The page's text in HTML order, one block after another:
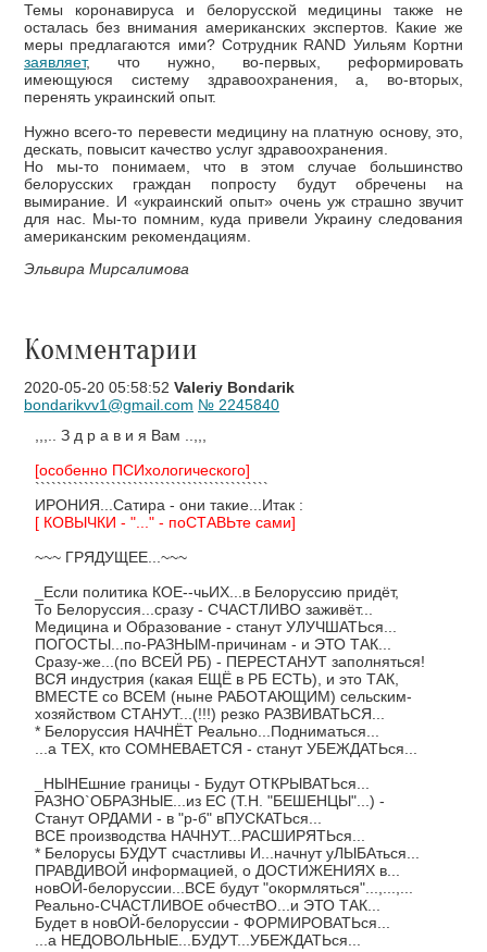
Темы коронавируса и белорусской медицины также не
осталась без внимания американских экспертов. Какие же
меры предлагаются ими? Сотрудник RAND Уильям Кортни
заявляет, что нужно, во-первых, реформировать
имеющуюся систему здравоохранения, а, во-вторых,
перенять украинский опыт.
Нужно всего-то перевести медицину на платную основу, это,
дескать, повысит качество услуг здравоохранения.
Но мы-то понимаем, что в этом случае большинство
белорусских граждан попросту будут обречены на
вымирание. И «украинский опыт» очень уж страшно звучит
для нас. Мы-то помним, куда привели Украину следования
американским рекомендациям.
Эльвира Мирсалимова
Комментарии
2020-05-20 05:58:52 Valeriy Bondarik
bondarikvv1@gmail.com № 2245840
,,,.. З д р а в и я Вам ..,,,
[особенно ПСИхологического]
```````````````````````````````````````````
ИРОНИЯ...Сатира - они такие...Итак :
[ КОВЫЧКИ - "..." - поСТАВЬте сами]
~~~ ГРЯДУЩЕЕ...~~~
_Если политика КОЕ--чьИХ...в Белоруссию придёт,
То Белоруссия...сразу - СЧАСТЛИВО заживёт...
Медицина и Образование - станут УЛУЧШАТЬся...
ПОГОСТЫ...по-РАЗНЫМ-причинам - и ЭТО ТАК...
Сразу-же...(по ВСЕЙ РБ) - ПЕРЕСТАНУТ заполняться!
ВСЯ индустрия (какая ЕЩЁ в РБ ЕСТЬ), и это ТАК,
ВМЕСТЕ со ВСЕМ (ныне РАБОТАЮЩИМ) сельским-
хозяйством СТАНУТ...(!!!) резко РАЗВИВАТЬСЯ...
* Белоруссия НАЧНЁТ Реально...Подниматься...
...а ТЕХ, кто СОМНЕВАЕТСЯ - станут УБЕЖДАТЬся...
_НЫНЕшние границы - Будут ОТКРЫВАТЬся...
РАЗНО`ОБРАЗНЫЕ...из ЕС (Т.Н. "БЕШЕНЦЫ"...) -
Станут ОРДАМИ - в "р-б" вПУСКАТЬся...
ВСЕ производства НАЧНУТ...РАСШИРЯТЬся...
* Белорусы БУДУТ счастливы И...начнут уЛЫБАться...
ПРАВДИВОЙ информацией, о ДОСТИЖЕНИЯХ в...
новОЙ-белоруссии...ВСЕ будут "окормляться"...,...,...
Реально-СЧАСТЛИВОЕ обчестВО...и ЭТО ТАК...
Будет в новОЙ-белоруссии - ФОРМИРОВАТЬся...
...а НЕДОВОЛЬНЫЕ...БУДУТ...УБЕЖДАТЬся...